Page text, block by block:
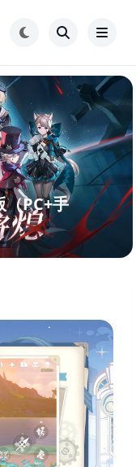
电脑游戏
常见问题解答
永久地址
（PC+手